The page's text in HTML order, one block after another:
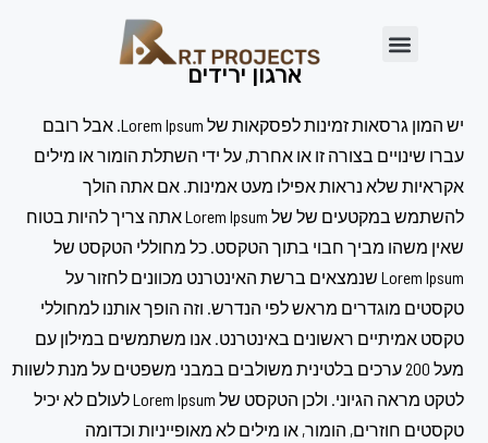
ארגון ירידים
יש המון גרסאות זמינות לפסקאות של Lorem Ipsum. אבל רובם
עברו שינויים בצורה זו או אחרת, על ידי השתלת הומור או מילים
אקראיות שלא נראות אפילו מעט אמינות. אם אתה הולך
להשתמש במקטעים של של Lorem Ipsum אתה צריך להיות בטוח
שאין משהו מביך חבוי בתוך הטקסט. כל מחוללי הטקסט של
Lorem Ipsum שנמצאים ברשת האינטרנט מכוונים לחזור על
טקסטים מוגדרים מראש לפי הנדרש. וזה הופך אותנו למחוללי
טקסט אמיתיים ראשונים באינטרנט. אנו משתמשים במילון עם
מעל 200 ערכים בלטינית משולבים במבני משפטים על מנת לשוות
לטקט מראה הגיוני. ולכן הטקסט של Lorem Ipsum לעולם לא יכיל
טקסטים חוזרים, הומור, או מילים לא מאופייניות וכדומה